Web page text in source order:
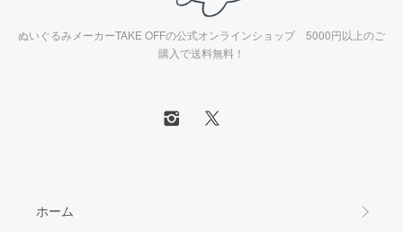
ぬいぐるみメーカーTAKE OFFの公式オンラインショップ 5000円以上のご
購入で送料無料！
ホーム